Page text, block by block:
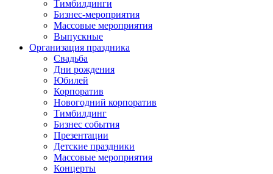
Тимбилдинги
Бизнес-мероприятия
Массовые мероприятия
Выпускные
Организация праздника
Свадьба
Дни рождения
Юбилей
Корпоратив
Новогодний корпоратив
Тимбилдинг
Бизнес события
Презентации
Детские праздники
Массовые мероприятия
Концерты